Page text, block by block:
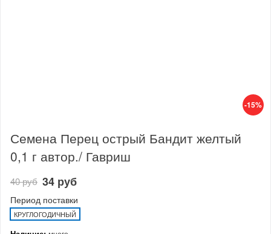
-15%
Семена Перец острый Бандит желтый
0,1 г автор./ Гавриш
40 руб 34 руб
Период поставки
КРУГЛОГОДИЧНЫЙ